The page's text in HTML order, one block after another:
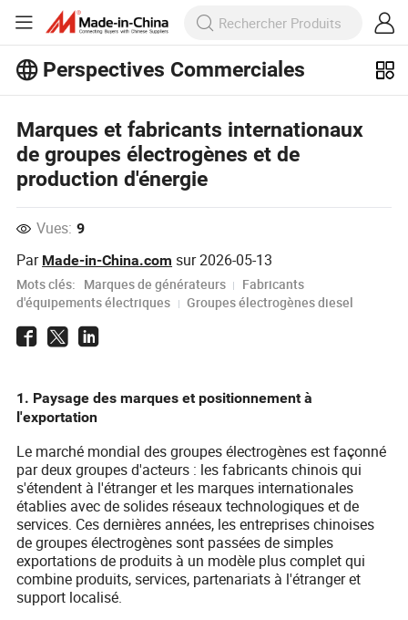
Perspectives Commerciales
Voir Plus
Marques et fabricants internationaux
de groupes électrogènes et de
production d'énergie
Vues: 9
Par Made-in-China.com sur2026-05-13
Mots clés: Marques de générateurs
Fabricants
d'équipements électriques
Groupes électrogènes diesel
1. Paysage des marques et positionnement à
l'exportation
Le marché mondial des groupes électrogènes est façonné
par deux groupes d'acteurs : les fabricants chinois qui
s'étendent à l'étranger et les marques internationales
établies avec de solides réseaux technologiques et de
services. Ces dernières années, les entreprises chinoises
de groupes électrogènes sont passées de simples
exportations de produits à un modèle plus complet qui
combine produits, services, partenariats à l'étranger et
support localisé.